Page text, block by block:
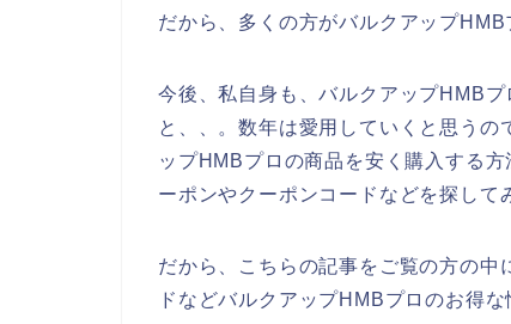
だから、多くの方がバルクアップ
今後、私自身も、バルクアップHMB
と、、。数年は愛用していくと思う
ップHMBプロの商品を安く購入する
ーポンやクーポンコードなどを探して
だから、こちらの記事をご覧の方の
ドなどバルクアップHMBプロのお得